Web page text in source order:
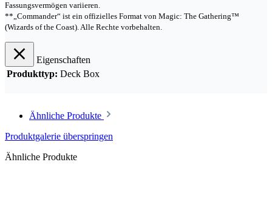
Fassungsvermögen variieren.
**„Commander“ ist ein offizielles Format von Magic: The Gathering™
(Wizards of the Coast). Alle Rechte vorbehalten.
Eigenschaften
Produkttyp: Deck Box
Ähnliche Produkte
Produktgalerie überspringen
Ähnliche Produkte